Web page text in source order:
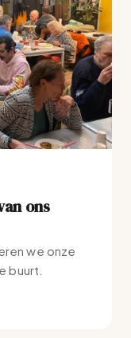
ons
we onze
buurt.